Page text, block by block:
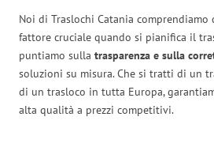
Noi di Traslochi Catania comprendiamo
fattore cruciale quando si pianifica il
puntiamo sulla trasparenza e sulla
soluzioni su misura. Che si tratti di un
di un trasloco in tutta Europa,
alta qualità a prezzi competitivi.